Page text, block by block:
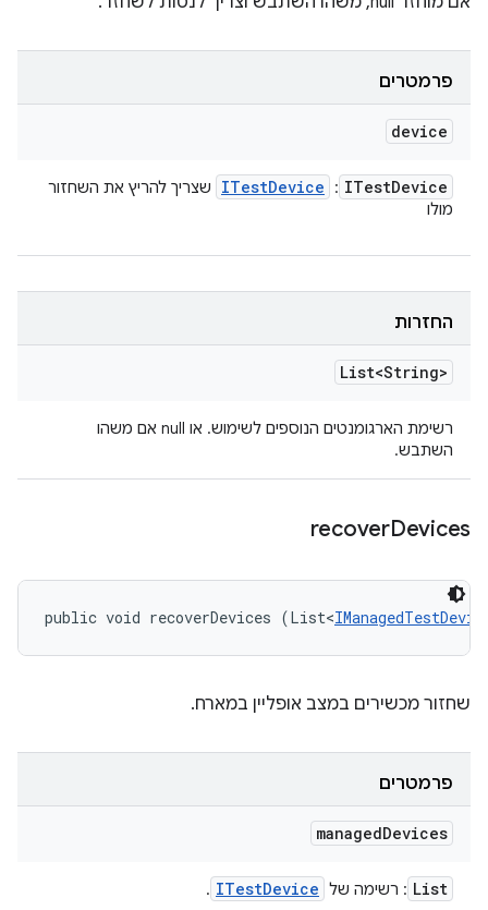
פרמטרים
device
ITestDevice
:
ITestDevice
שצריך להריץ את השחזור
מולו
החזרות
List<String>
רשימת הארגומנטים הנוספים לשימוש. או null אם משהו
השתבש.
recoverDevices
public void recoverDevices (List<
שחזור מכשירים במצב אופליין במארח.
פרמטרים
managedDevices
List : רשימה של ITestDevice
.